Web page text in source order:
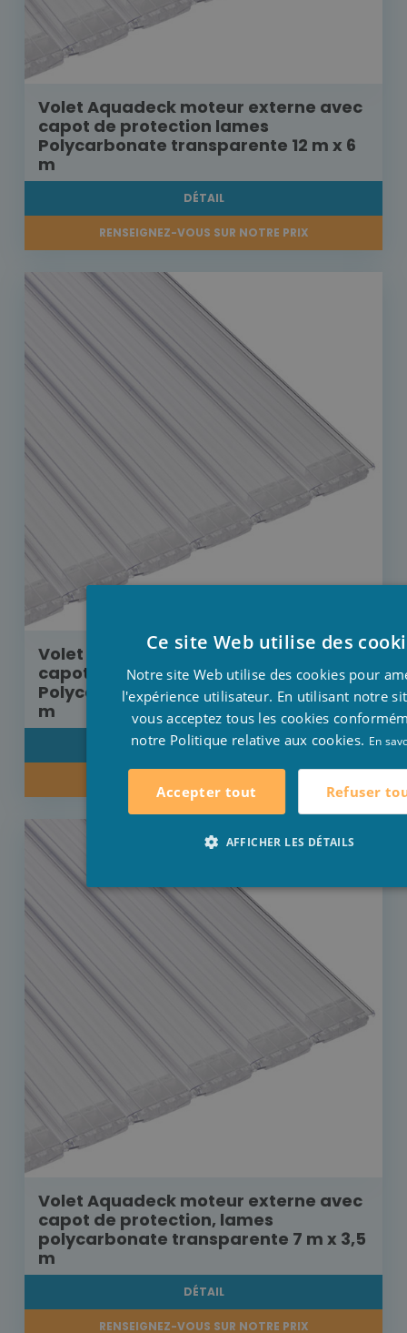
Volet Aquadeck moteur externe avec
capot de protection lames
Polycarbonate transparente 12 m x 6
m
DÉTAIL
RENSEIGNEZ-VOUS SUR NOTRE PRIX
Volet Aquadeck moteur externe avec
capot de protection lames
Polycarbonate transparente 6 m x 3
m
DÉTAIL
Volet Aquadeck moteur externe avec
capot de protection, lames
polycarbonate transparente 7 m x 3,5
m
DÉTAIL
RENSEIGNEZ-VOUS SUR NOTRE PRIX
Ce site Web utilise des
Notre site Web utilise des cookies pour
l'expérience utilisateur. En utilisant notre
vous acceptez tous les cookies
notre Politique relative aux cookies. En
Accepter tout Refuser
AFFICHER LES DÉTAILS